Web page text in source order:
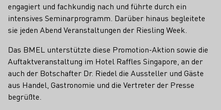
engagiert und fachkundig nach und führte durch ein
intensives Seminarprogramm. Darüber hinaus begleitete
sie jeden Abend Veranstaltungen der Riesling Week.
Das BMEL unterstützte diese Promotion-Aktion sowie die
Auftaktveranstaltung im Hotel Raffles Singapore, an der
auch der Botschafter Dr. Riedel die Aussteller und Gäste
aus Handel, Gastronomie und die Vertreter der Presse
begrüßte.